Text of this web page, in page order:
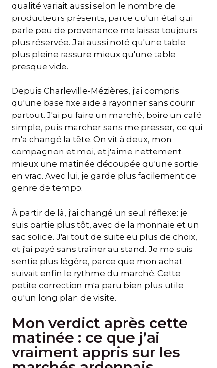
qualité variait aussi selon le nombre de
producteurs présents, parce qu'un étal qui
parle peu de provenance me laisse toujours
plus réservée. J'ai aussi noté qu'une table
plus pleine rassure mieux qu'une table
presque vide.
Depuis Charleville-Mézières, j'ai compris
qu'une base fixe aide à rayonner sans courir
partout. J'ai pu faire un marché, boire un café
simple, puis marcher sans me presser, ce qui
m'a changé la tête. On vit à deux, mon
compagnon et moi, et j'aime nettement
mieux une matinée découpée qu'une sortie
en vrac. Avec lui, je garde plus facilement ce
genre de tempo.
À partir de là, j'ai changé un seul réflexe: je
suis partie plus tôt, avec de la monnaie et un
sac solide. J'ai tout de suite eu plus de choix,
et j'ai payé sans traîner au stand. Je me suis
sentie plus légère, parce que mon achat
suivait enfin le rythme du marché. Cette
petite correction m'a paru bien plus utile
qu'un long plan de visite.
Mon verdict après cette
matinée : ce que j’ai
vraiment appris sur les